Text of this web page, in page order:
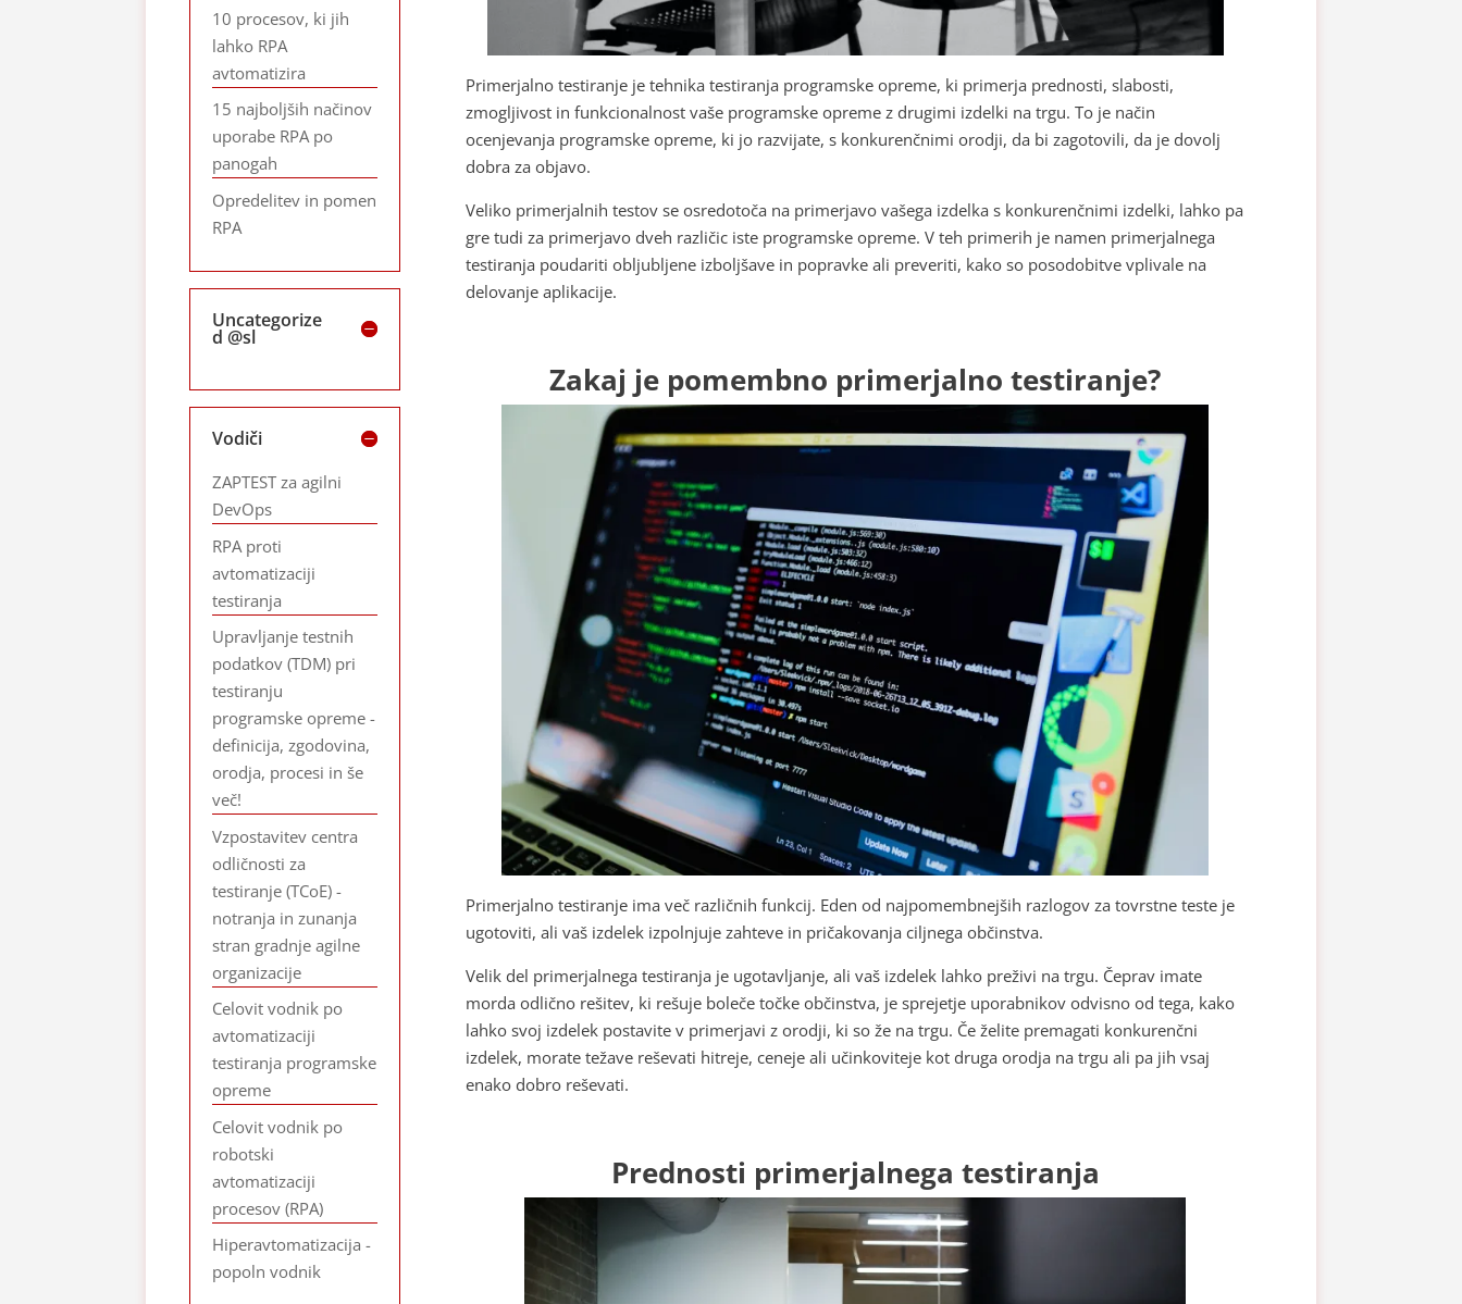
Primerjalno testiranje je tehnika testiranja programske opreme, ki primerja prednosti, slabosti,
zmogljivost in funkcionalnost vaše programske opreme z drugimi izdelki na trgu. To je način
ocenjevanja programske opreme, ki jo razvijate, s konkurenčnimi orodji, da bi zagotovili, da je dovolj
dobra za objavo.
Veliko primerjalnih testov se osredotoča na primerjavo vašega izdelka s konkurenčnimi izdelki, lahko pa
gre tudi za primerjavo dveh različic iste programske opreme. V teh primerih je namen primerjalnega
testiranja poudariti obljubljene izboljšave in popravke ali preveriti, kako so posodobitve vplivale na
delovanje aplikacije.
Zakaj je pomembno primerjalno testiranje?
Primerjalno testiranje ima več različnih funkcij. Eden od najpomembnejših razlogov za tovrstne teste je
ugotoviti, ali vaš izdelek izpolnjuje zahteve in pričakovanja ciljnega občinstva.
Velik del primerjalnega testiranja je ugotavljanje, ali vaš izdelek lahko preživi na trgu. Čeprav imate
morda odlično rešitev, ki rešuje boleče točke občinstva, je sprejetje uporabnikov odvisno od tega, kako
lahko svoj izdelek postavite v primerjavi z orodji, ki so že na trgu. Če želite premagati konkurenčni
izdelek, morate težave reševati hitreje, ceneje ali učinkoviteje kot druga orodja na trgu ali pa jih vsaj
enako dobro reševati.
Prednosti primerjalnega testiranja
10 procesov, ki jih
lahko RPA
avtomatizira
15 najboljših načinov
uporabe RPA po
panogah
Opredelitev in pomen
RPA
Uncategorize
d @sl
Vodiči
ZAPTEST za agilni
DevOps
RPA proti
avtomatizaciji
testiranja
Upravljanje testnih
podatkov (TDM) pri
testiranju
programske opreme -
definicija, zgodovina,
orodja, procesi in še
več!
Vzpostavitev centra
odličnosti za
testiranje (TCoE) -
notranja in zunanja
stran gradnje agilne
organizacije
Celovit vodnik po
avtomatizaciji
testiranja programske
opreme
Celovit vodnik po
robotski
avtomatizaciji
procesov (RPA)
Hiperavtomatizacija -
popoln vodnik